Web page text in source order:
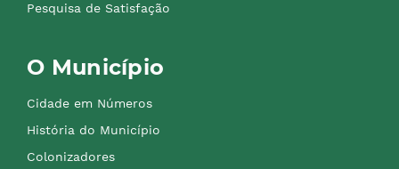
Pesquisa de Satisfação
O Município
Cidade em Números
História do Município
Colonizadores